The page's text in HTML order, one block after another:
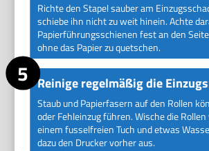
Richte den Stapel sauber am
schiebe ihn nicht zu weit hinein. Achte
Papierführungsschienen fest an den
ohne das Papier zu quetschen.
Reinige regelmäßig die
Staub und Papierfasern auf den Rollen
oder Fehleinzug führen. Wische die
einem fusselfreien Tuch und etwas
dazu den Drucker vorher aus.